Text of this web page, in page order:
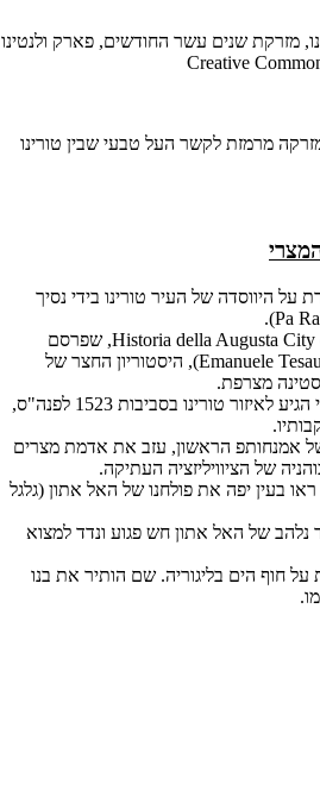
מזרקת שנים עשר החודשים, פארק ולנטינו,
Creative
מרמזת לקשר העל טבעי שבין טורינו
היווסדה של העיר טורינו בידי נסיך
הסיפור מוזכר בספר Historia della Augusta City of Turin, שפרסם
ב-1679 אמנואלה תזאורו (Emanuele Tesauro), היסטוריון החצר של
מצרפת.
תזאורו מספר כי הנסיך המצרי הגיע לאיזור טורינו בסביבות 1523 לפנה"ס,
אמנחותפ הראשון, עזב את אדמת מצרים
של הציוויליזציה העתיקה.
בעין יפה את פולחנו של האל אתון (גלגל
של האל אתון חש פגוע ונדד למצוא
על חוף הים בליגוריה. שם הותיר את בנו